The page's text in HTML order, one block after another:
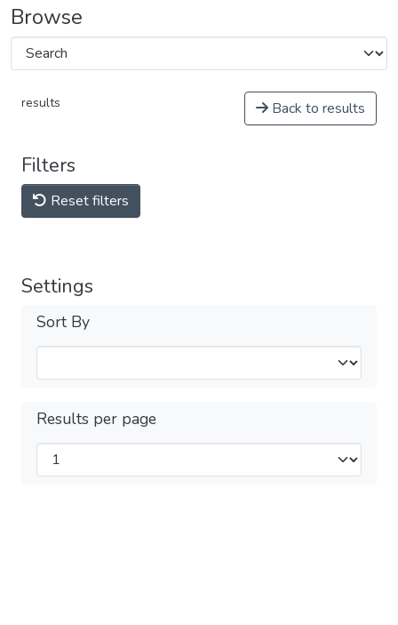
Browse
results Back to results
Filters
Reset filters
Settings
Sort By
Results per page